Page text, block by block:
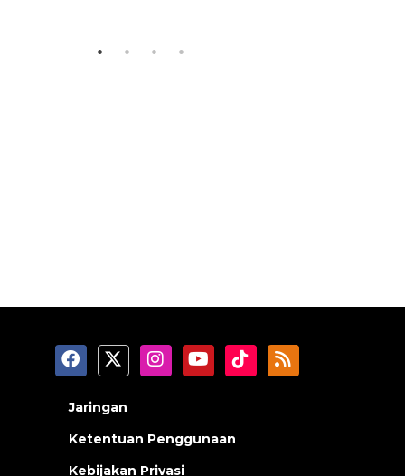
Jaringan
Ketentuan Penggunaan
Kebijakan Privasi